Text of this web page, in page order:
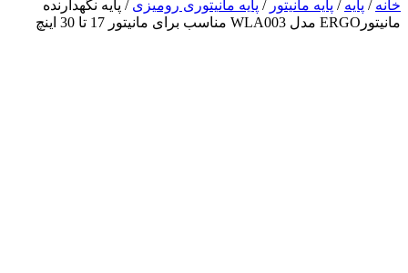
خانه / پایه / پایه مانیتور / پایه مانیتوری رومیزی / پایه نگهدارنده
مانیتورERGO مدل WLA003 مناسب برای مانیتور 17 تا 30 اینچ